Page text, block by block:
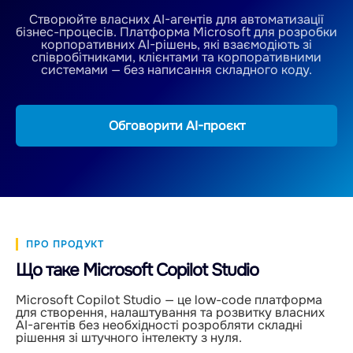
Створюйте власних AI-агентів для автоматизації
бізнес-процесів. Платформа Microsoft для розробки
корпоративних AI-рішень, які взаємодіють зі
співробітниками, клієнтами та корпоративними
системами — без написання складного коду.
Обговорити AI-проєкт
ПРО ПРОДУКТ
Що таке Microsoft Copilot Studio
Microsoft Copilot Studio — це low-code платформа
для створення, налаштування та розвитку власних
AI-агентів без необхідності розробляти складні
рішення зі штучного інтелекту з нуля.